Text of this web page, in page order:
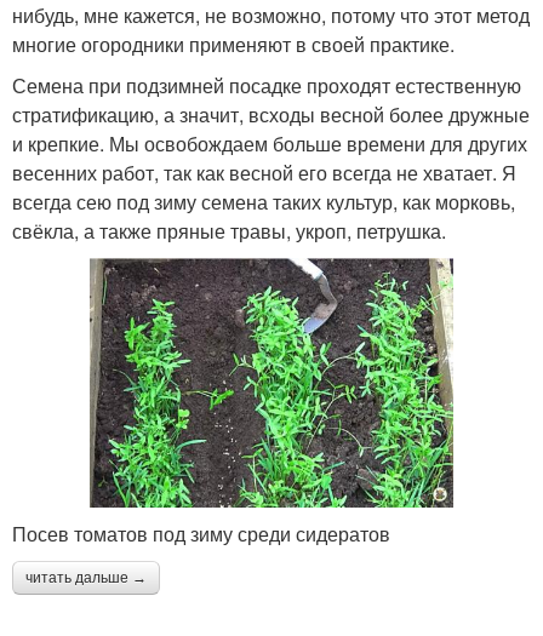
нибудь, мне кажется, не возможно, потому что этот метод
многие огородники применяют в своей практике.
Семена при подзимней посадке проходят естественную
стратификацию, а значит, всходы весной более дружные
и крепкие. Мы освобождаем больше времени для других
весенних работ, так как весной его всегда не хватает. Я
всегда сею под зиму семена таких культур, как морковь,
свёкла, а также пряные травы, укроп, петрушка.
Посев томатов под зиму среди сидератов
читать дальше →